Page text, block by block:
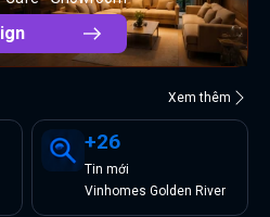
Xem thêm
+26
Tin mới
Vinhomes Golden River